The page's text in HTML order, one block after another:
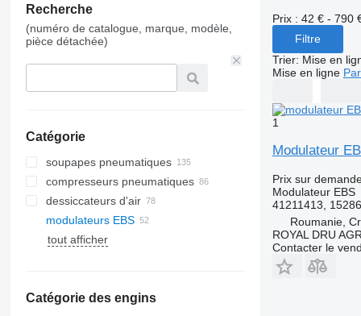
Recherche
(numéro de catalogue, marque, modèle,
pièce détachée)
Catégorie
soupapes pneumatiques
compresseurs pneumatiques
dessiccateurs d'air
modulateurs EBS
tout afficher
Catégorie des engins
Prix : 42 € - 790
Filtre
Trier: Mise en
Mise en ligne
1
Modulateur
Prix sur
Modulateur EBS
41211413,
Roumanie,
ROYAL DRU
Contacter le